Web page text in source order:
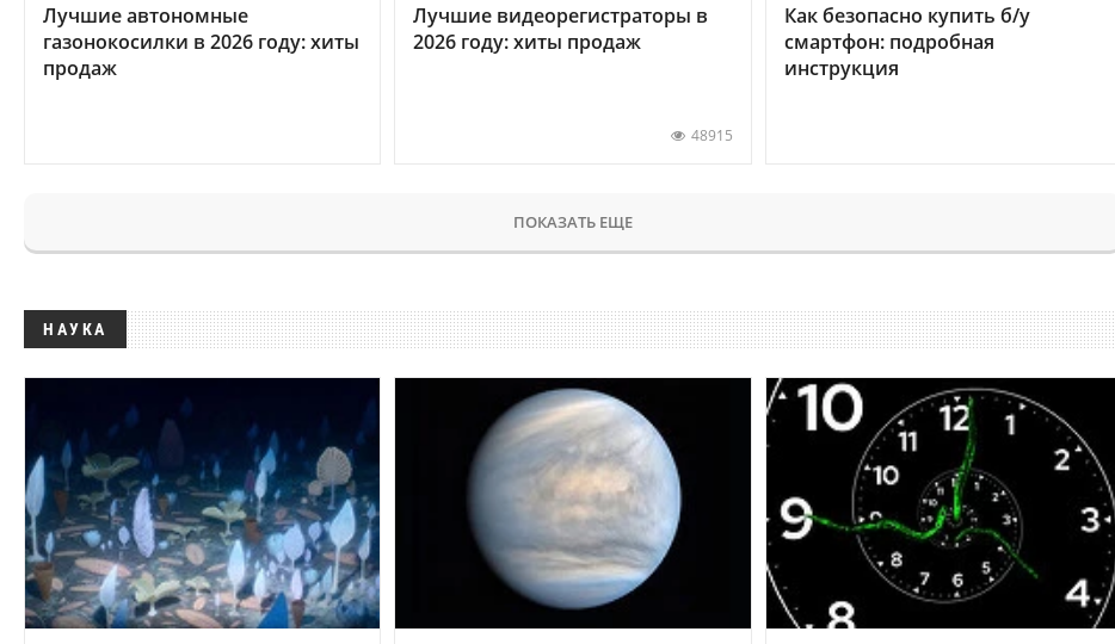
Лучшие автономные
газонокосилки в 2026 году: хиты
продаж
Лучшие видеорегистраторы в
2026 году: хиты продаж
48915
Как безопасно купить б/у
смартфон: подробная
инструкция
ПОКАЗАТЬ ЕЩЕ
НАУКА